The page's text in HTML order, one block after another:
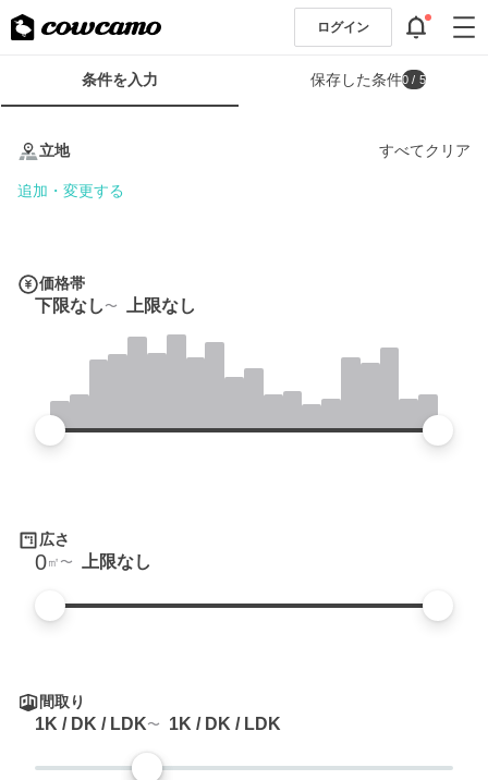
ログイン
条
条件を入力 保存した条件0 / 5
立地 すべてクリア
追加・変更する
価格帯
下限なし 上限なし
広さ
0㎡ 上限なし
間取り
1K / DK / LDK 1K / DK / LDK